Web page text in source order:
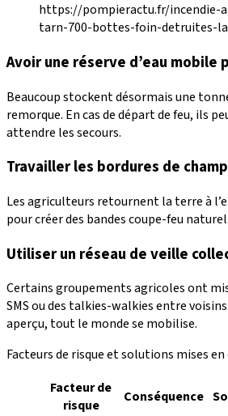
https://pompieractu.fr/incendie-
tarn-700-bottes-foin-detruites-
Avoir une réserve d’eau mobile
Beaucoup stockent désormais une
remorque. En cas de départ de feu, ils
attendre les secours.
Travailler les bordures de
Les agriculteurs retournent la terre à
pour créer des bandes coupe-feu
Utiliser un réseau de veille
Certains groupements agricoles ont
SMS ou des talkies-walkies entre
aperçu, tout le monde se mobilise.
Facteurs de risque et solutions mises
Facteur de
risque
Conséquence